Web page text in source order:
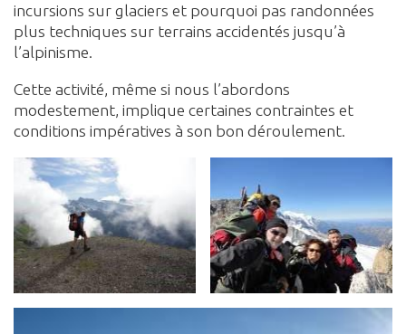
incursions sur glaciers et pourquoi pas randonnées
plus techniques sur terrains accidentés jusqu’à
l’alpinisme.
Cette activité, même si nous l’abordons
modestement, implique certaines contraintes et
conditions impératives à son bon déroulement.